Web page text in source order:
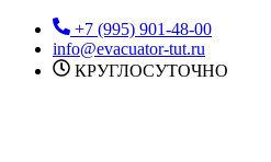
Перейти
содержимому
+7 (995) 901-48-00
info@evacuator-tut.ru
КРУГЛОСУТОЧНО